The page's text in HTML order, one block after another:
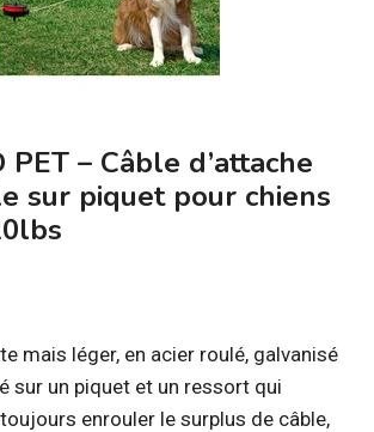
PET – Câble d’attache
sur piquet pour chiens
mais léger, en acier roulé, galvanisé
sur un piquet et un ressort qui
enrouler le surplus de câble,